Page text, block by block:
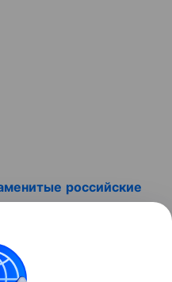
российские